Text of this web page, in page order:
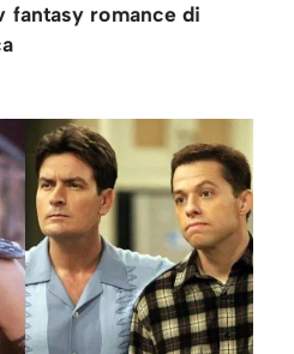
fantasy romance di